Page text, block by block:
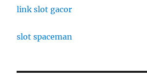
link slot gacor
slot spaceman